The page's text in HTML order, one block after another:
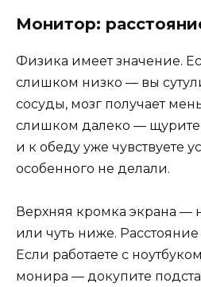
Монитор:
Физика имеет значение.
слишком низко — вы
сосуды, мозг получает
слишком далеко —
и к обеду уже чувствуете
особенного не делали.
Верхняя кромка экрана —
или чуть ниже.
Если работаете с
монира — докупите